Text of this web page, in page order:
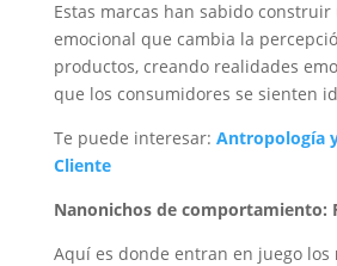
Estas marcas han sabido
emocional que cambia la
productos, creando realidades
que los consumidores se sienten
Te puede interesar: Antropología
Cliente
Nanonichos de comportamiento:
Aquí es donde entran en juego los